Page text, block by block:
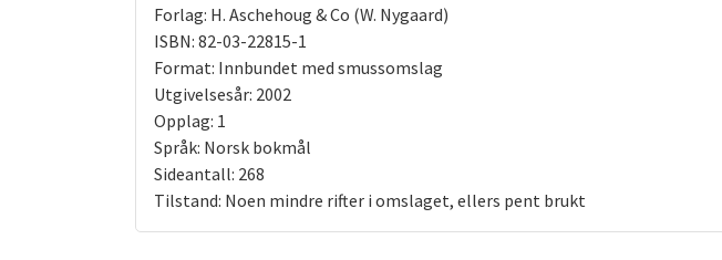
Forlag: H. Aschehoug & Co (W. Nygaard)
ISBN: 82-03-22815-1
Format: Innbundet med smussomslag
Utgivelsesår: 2002
Opplag: 1
Språk: Norsk bokmål
Sideantall: 268
Tilstand: Noen mindre rifter i omslaget, ellers pent brukt